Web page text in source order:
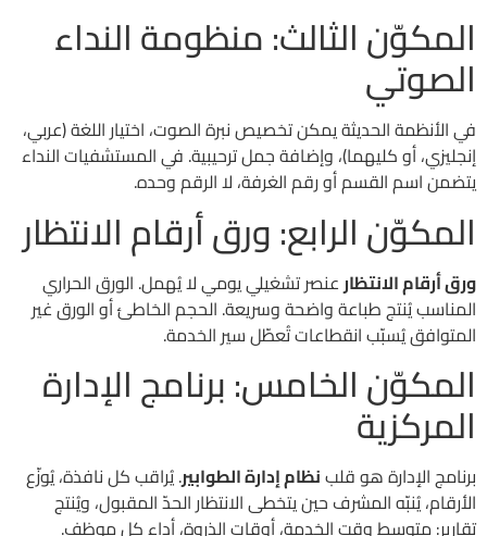
المكوّن الثالث: منظومة النداء
الصوتي
في الأنظمة الحديثة يمكن تخصيص نبرة الصوت، اختيار اللغة (عربي،
إنجليزي، أو كليهما)، وإضافة جمل ترحيبية. في المستشفيات النداء
يتضمن اسم القسم أو رقم الغرفة، لا الرقم وحده.
المكوّن الرابع: ورق أرقام الانتظار
ورق أرقام الانتظار عنصر تشغيلي يومي لا يُهمل. الورق الحراري
المناسب يُنتج طباعة واضحة وسريعة. الحجم الخاطئ أو الورق غير
المتوافق يُسبّب انقطاعات تُعطّل سير الخدمة.
المكوّن الخامس: برنامج الإدارة
المركزية
برنامج الإدارة هو قلبنظام إدارة الطوابير. يُراقب كل نافذة، يُوزّع
الأرقام، يُنبّه المشرف حين يتخطى الانتظار الحدّ المقبول، ويُنتج
تقارير: متوسط وقت الخدمة، أوقات الذروة، أداء كل موظف.